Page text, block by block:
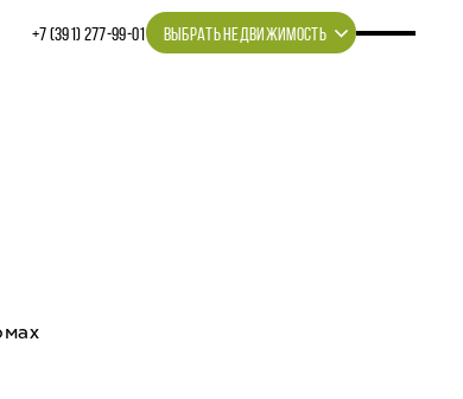
+7 (391) 277‒99‒01 ВЫБРАТЬ НЕДВИЖИМОСТЬ